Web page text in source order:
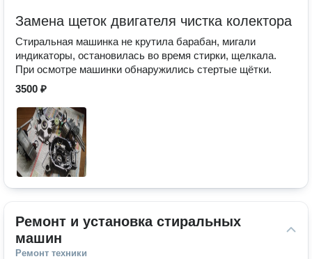
Замена щеток двигателя чистка колектора
Стиральная машинка не крутила барабан, мигали
индикаторы, остановилась во время стирки, щелкала.
При осмотре машинки обнаружились стертые щётки.
3500 ₽
Ремонт и установка стиральных
машин
Ремонт техники